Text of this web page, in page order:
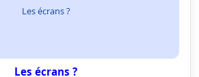
Les écrans ?
Les écrans ?